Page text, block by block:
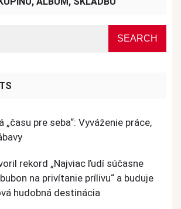
„času pre seba“: Vyváženie práce,
rekord „Najviac ľudí súčasne
na privítanie prílivu“ a buduje
hudobná destinácia